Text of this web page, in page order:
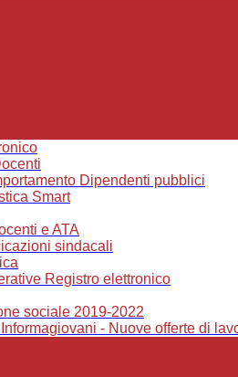
Dipendenti pubblici
Smart
e ATA
sindacali
Registro elettronico
sociale 2019-2022
- Nuove offerte di